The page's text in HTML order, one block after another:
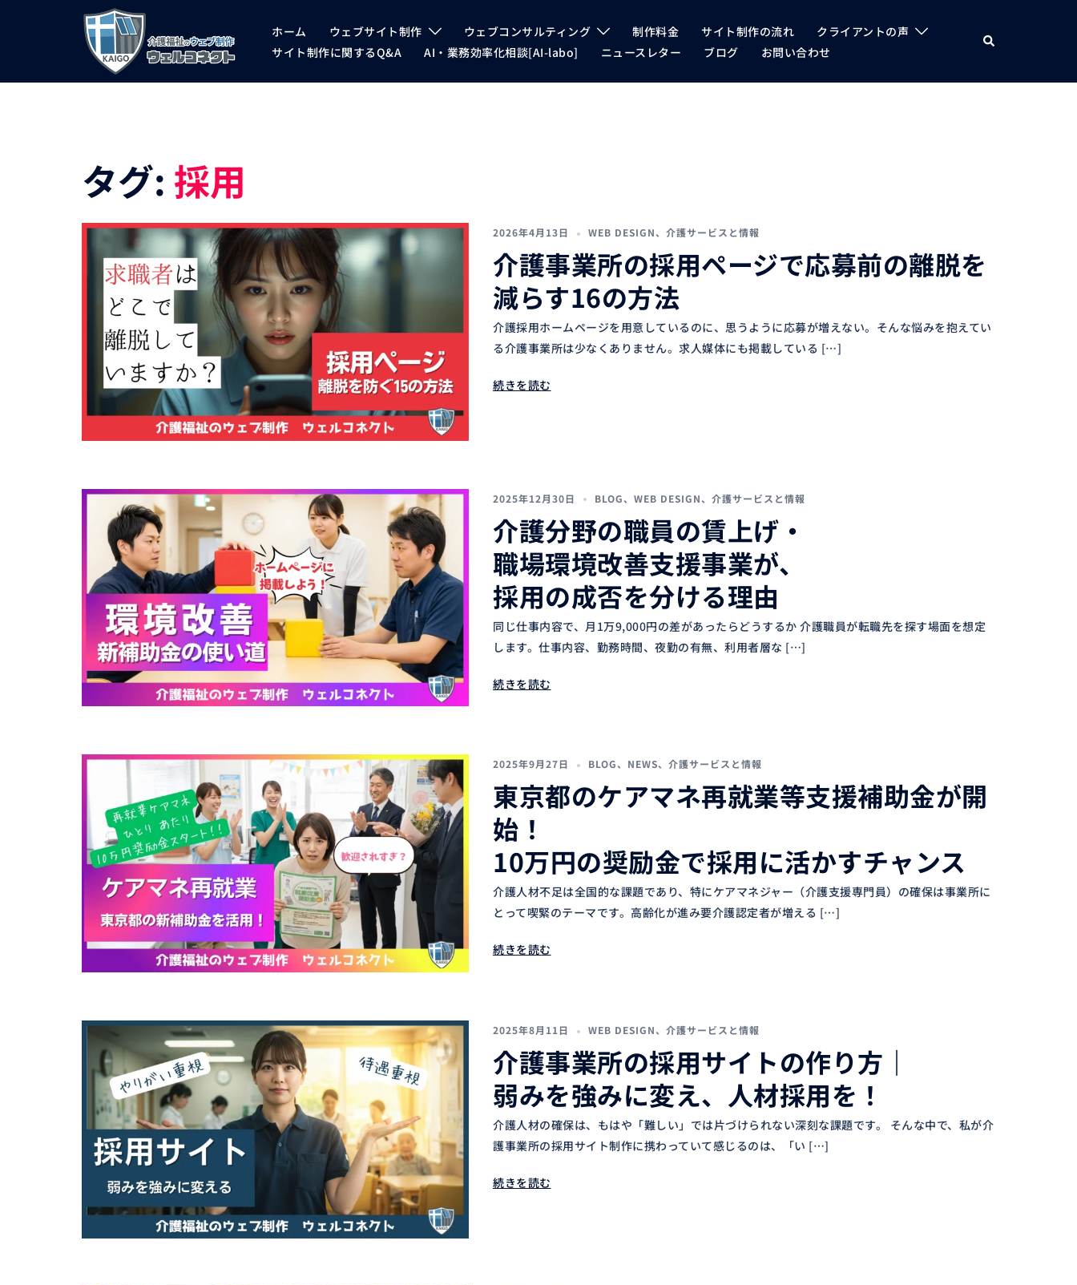
ホーム ウェブサイト制作 ウェブコンサルティング 制作料金 サイト制作の流れ
クライアントの声
サイト制作に関するQ&A
AI・業務効率化相談[AI-labo] ニュースレター ブログ お問い合わせ
検
索
タグ: 採用
2026年4月13日 WEB DESIGN、 介護サービスと情報
介護事業所の採用ページで応募前の離脱を
減らす16の方法
介護採用ホームページを用意しているのに、思うように応募が増えない。そんな悩みを抱えてい
る介護事業所は少なくありません。求人媒体にも掲載している […]
続きを読む
2025年12月30日 BLOG、 WEB DESIGN、 介護サービスと情報
介護分野の職員の賃上げ・
職場環境改善支援事業が、
採用の成否を分ける理由
同じ仕事内容で、月1万9,000円の差があったらどうするか 介護職員が転職先を探す場面を想定
します。仕事内容、勤務時間、夜勤の有無、利用者層な […]
続きを読む
2025年9月27日 BLOG、 NEWS、 介護サービスと情報
東京都のケアマネ再就業等支援補助金が開
始！
10万円の奨励金で採用に活かすチャンス
介護人材不足は全国的な課題であり、特にケアマネジャー（介護支援専門員）の確保は事業所に
とって喫緊のテーマです。高齢化が進み要介護認定者が増える […]
続きを読む
2025年8月11日 WEB DESIGN、 介護サービスと情報
介護事業所の採用サイトの作り方｜
弱みを強みに変え、人材採用を！
介護人材の確保は、もはや「難しい」では片づけられない深刻な課題です。 そんな中で、私が介
護事業所の採用サイト制作に携わっていて感じるのは、「い […]
続きを読む